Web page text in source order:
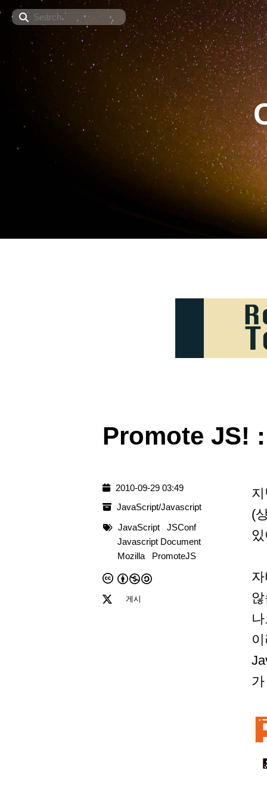
Search
Promote JS! :
(
가
2010-09-29 03:49
JavaScript/Javascript
JavaScript
JSConf
Javascript Document
Mozilla
PromoteJS
게시